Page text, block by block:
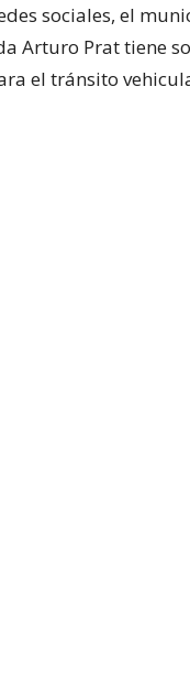
sociales, el
Arturo Prat tiene
el tránsito